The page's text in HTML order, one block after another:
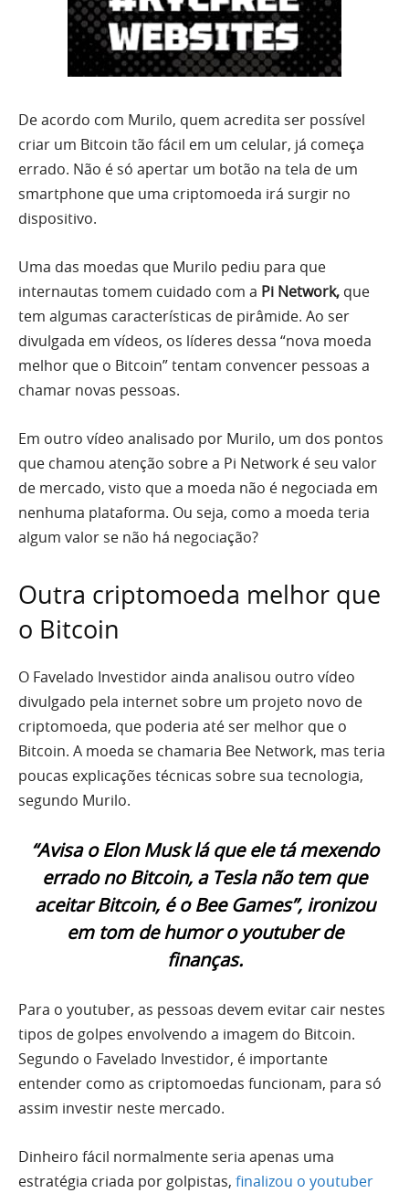
De acordo com Murilo, quem acredita ser possível
criar um Bitcoin tão fácil em um celular, já começa
errado. Não é só apertar um botão na tela de um
smartphone que uma criptomoeda irá surgir no
dispositivo.
Uma das moedas que Murilo pediu para que
internautas tomem cuidado com a Pi Network, que
tem algumas características de pirâmide. Ao ser
divulgada em vídeos, os líderes dessa “nova moeda
melhor que o Bitcoin” tentam convencer pessoas a
chamar novas pessoas.
Em outro vídeo analisado por Murilo, um dos pontos
que chamou atenção sobre a Pi Network é seu valor
de mercado, visto que a moeda não é negociada em
nenhuma plataforma. Ou seja, como a moeda teria
algum valor se não há negociação?
Outra criptomoeda melhor que
o Bitcoin
O Favelado Investidor ainda analisou outro vídeo
divulgado pela internet sobre um projeto novo de
criptomoeda, que poderia até ser melhor que o
Bitcoin. A moeda se chamaria Bee Network, mas teria
poucas explicações técnicas sobre sua tecnologia,
segundo Murilo.
“Avisa o Elon Musk lá que ele tá mexendo
errado no Bitcoin, a Tesla não tem que
aceitar Bitcoin, é o Bee Games”, ironizou
em tom de humor o youtuber de
finanças.
Para o youtuber, as pessoas devem evitar cair nestes
tipos de golpes envolvendo a imagem do Bitcoin.
Segundo o Favelado Investidor, é importante
entender como as criptomoedas funcionam, para só
assim investir neste mercado.
Dinheiro fácil normalmente seria apenas uma
estratégia criada por golpistas, finalizou o youtuber